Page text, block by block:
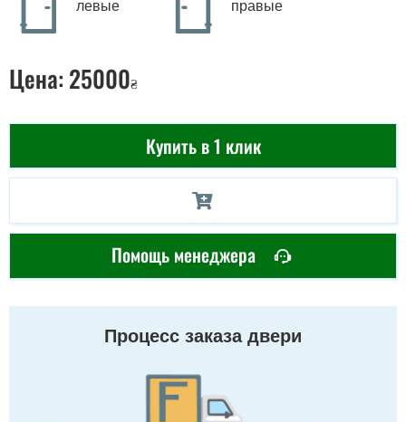
левые правые
Цена: 25000₴
Купить в 1 клик
Помощь менеджера
Процесс заказа двери